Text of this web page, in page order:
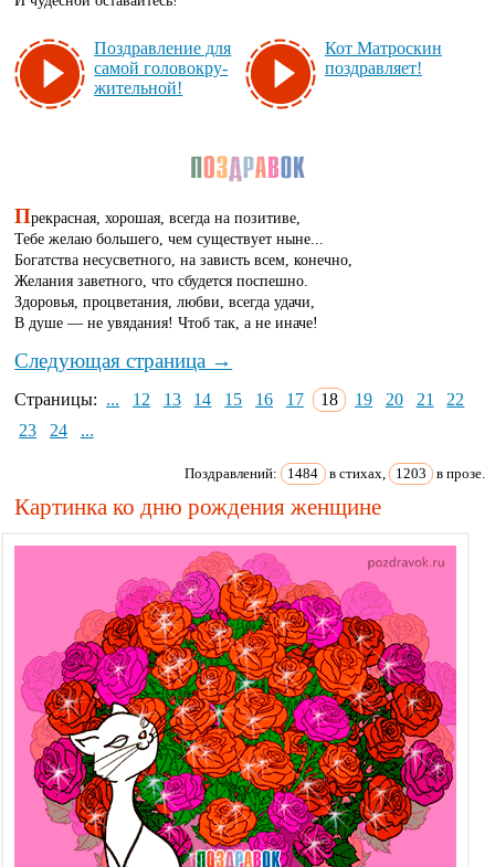
Поз­драв­ле­ние для
са­мой го­ло­вок­ру­
жи­тель­ной!
Кот Ма­трос­кин
поз­драв­ля­ет!
Прекрасная, хорошая, всегда на позитиве,
Тебе желаю большего, чем существует ныне...
Богатства несусветного, на зависть всем, конечно,
Желания заветного, что сбудется поспешно.
Здоровья, процветания, любви, всегда удачи,
В душе — не увядания! Чтоб так, а не иначе!
Следующая страница →
Страницы: ... 12 13 14 15 16 17 18 19 20 21
22
23
24 ...
Поздравлений: 1484 в стихах, 1203 в прозе.
Картинка ко дню рождения женщине